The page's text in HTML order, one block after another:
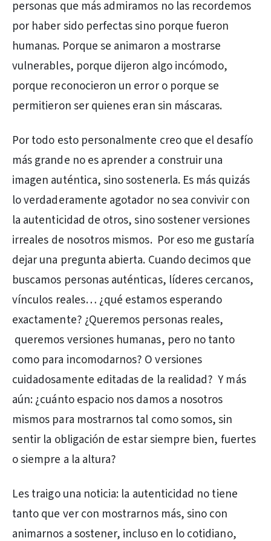
personas que más admiramos no las recordemos
por haber sido perfectas sino porque fueron
humanas. Porque se animaron a mostrarse
vulnerables, porque dijeron algo incómodo,
porque reconocieron un error o porque se
permitieron ser quienes eran sin máscaras.
Por todo esto personalmente creo que el desafío
más grande no es aprender a construir una
imagen auténtica, sino sostenerla. Es más quizás
lo verdaderamente agotador no sea convivir con
la autenticidad de otros, sino sostener versiones
irreales de nosotros mismos. Por eso me gustaría
dejar una pregunta abierta. Cuando decimos que
buscamos personas auténticas, líderes cercanos,
vínculos reales… ¿qué estamos esperando
exactamente? ¿Queremos personas reales,
queremos versiones humanas, pero no tanto
como para incomodarnos? O versiones
cuidadosamente editadas de la realidad? Y más
aún: ¿cuánto espacio nos damos a nosotros
mismos para mostrarnos tal como somos, sin
sentir la obligación de estar siempre bien, fuertes
o siempre a la altura?
Les traigo una noticia: la autenticidad no tiene
tanto que ver con mostrarnos más, sino con
animarnos a sostener, incluso en lo cotidiano,